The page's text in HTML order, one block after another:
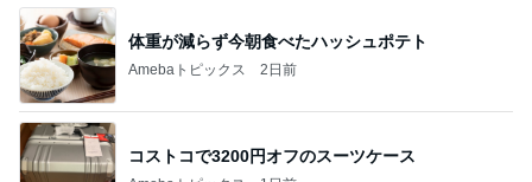
体重が減らず今朝食べたハッシュポテト
Amebaトピックス 2日前
コストコで3200円オフのスーツケース